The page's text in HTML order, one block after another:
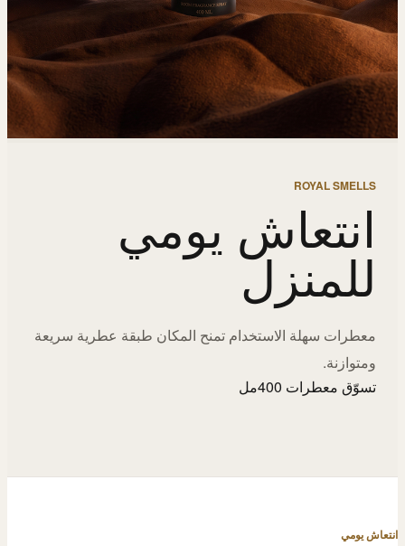
ROYAL SMELLS
انتعاش يومي
للمنزل
معطرات سهلة الاستخدام تمنح المكان طبقة عطرية سريعة
ومتوازنة.
تسوّق معطرات 400مل
انتعاش يومي